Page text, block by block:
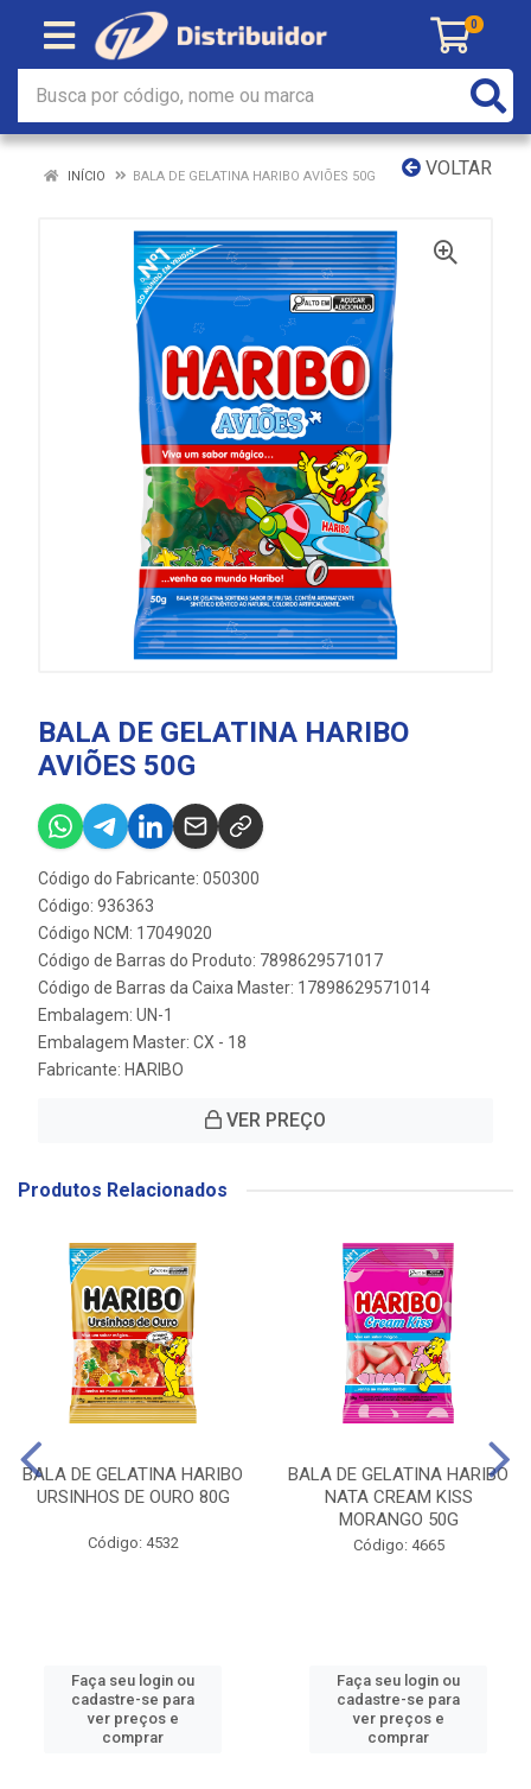
0
VOLTAR
INÍCIO BALA DE GELATINA HARIBO AVIÕES 50G
BALA DE GELATINA HARIBO
AVIÕES 50G
Código do Fabricante: 050300
Código: 936363
Código NCM: 17049020
Código de Barras do Produto: 7898629571017
Código de Barras da Caixa Master: 17898629571014
Embalagem: UN-1
Embalagem Master: CX - 18
Fabricante: HARIBO
VER PREÇO
Produtos Relacionados
BALA DE GELATINA HARIBO
URSINHOS DE OURO 80G
Código: 4532
Faça seu login ou
cadastre-se para
ver preços e
comprar
BALA DE GELATINA HARIBO
NATA CREAM KISS
MORANGO 50G
Código: 4665
Faça seu login ou
cadastre-se para
ver preços e
comprar